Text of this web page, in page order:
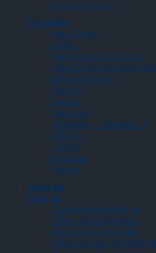
Cơ cấu tổ chức
Sản phẩm
New Creta
Creta
New Grand i10 sedan
New Grand i10
All new Accent
Elantra
Tucson
Santa Fe
Stargazer – Stargazer X
IONIQ 5
Custin
Palisade
Venue
Bảng giá
Dịch vụ
Chương trình dịch vụ
Chính sách bảo hành
Phụ tùng & Phụ kiện
Chương trình Hội Viên